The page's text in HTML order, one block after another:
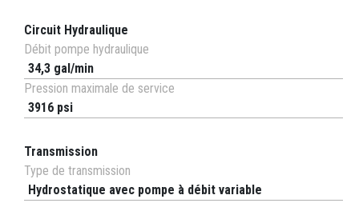
Circuit Hydraulique
Débit pompe hydraulique
34,3 gal/min
Pression maximale de service
3916 psi
Transmission
Type de transmission
Hydrostatique avec pompe à débit variable